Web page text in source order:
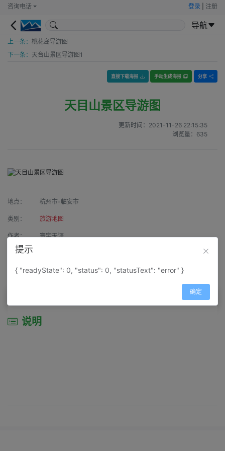
咨询电话 登录 注册
导航
上一条： 桃花岛导游图
下一条： 天台山景区导游图1
直接下载海报 手动生成海报 分享
天目山景区导游图
更新时间： 2021-11-26 22:15:35
浏览量： 635
地点： 杭州市-临安市
类别： 旅游地图
作者： 寰宇天涯
来源：
属性： 地图属性： 地图类型-景区导游图
说明
提示
{ "readyState": 0, "status": 0, "statusText": "error" }
确定